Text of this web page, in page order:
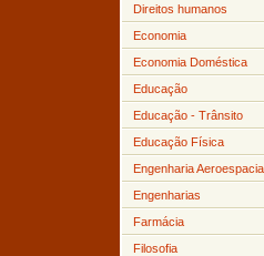
Direitos humanos
Economia
Economia Doméstica
Educação
Educação - Trânsito
Educação Física
Engenharia
Engenharias
Farmácia
Filosofia